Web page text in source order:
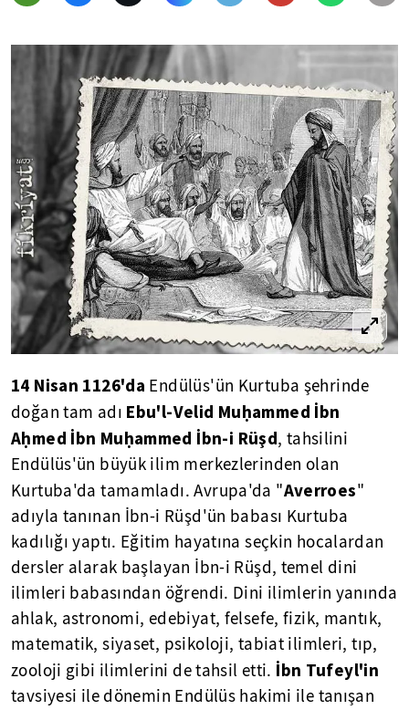
14 Nisan 1126'da Endülüs'ün Kurtuba şehrinde
doğan tam adı Ebu'l-Velid Muḥammed İbn
Aḥmed İbn Muḥammed İbn-i Rüşd, tahsilini
Endülüs'ün büyük ilim merkezlerinden olan
Kurtuba'da tamamladı. Avrupa'da "Averroes"
adıyla tanınan İbn-i Rüşd'ün babası Kurtuba
kadılığı yaptı. Eğitim hayatına seçkin hocalardan
dersler alarak başlayan İbn-i Rüşd, temel dini
ilimleri babasından öğrendi. Dini ilimlerin yanında
ahlak, astronomi, edebiyat, felsefe, fizik, mantık,
matematik, siyaset, psikoloji, tabiat ilimleri, tıp,
zooloji gibi ilimlerini de tahsil etti. İbn Tufeyl'in
tavsiyesi ile dönemin Endülüs hakimi ile tanışan